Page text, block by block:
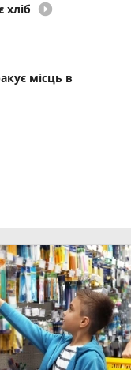
хліб play_circle_filled
місць в